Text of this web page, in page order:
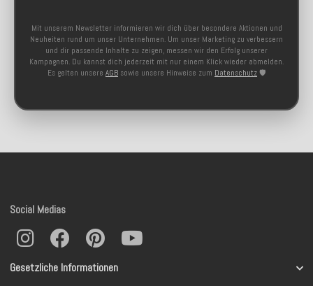
Mit unserem Newsletter informieren wir dich über besondere Aktionen und
Neuheiten rund um unser Unternehmen. Um unser Marketing zu verbessern
und dir passende Inhalte zu zeigen, messen wir den Erfolg unserer
Kampagnen. Du kannst dich jederzeit mit nur einem Klick wieder abmelden.
Es gelten unsere AGB sowie unsere Hinweise zum Datenschutz 🛡️
Gesetzliche Informationen
Social Medias